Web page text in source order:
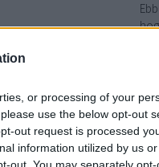
or processing of your
use the below opt-out
out request is processed
information utilized by us
out. You may separately